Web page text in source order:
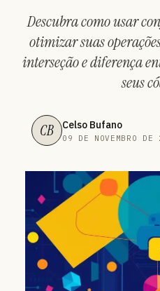
Descubra como usar
otimizar suas
interseção e diferença
seus
CB Celso Bufano
09 DE NOVEMBRO